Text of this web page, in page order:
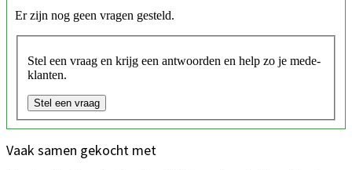
Er zijn nog geen vragen gesteld.
Stel een vraag en krijg een antwoorden en help zo je mede-
klanten.
Stel een vraag
Vaak samen gekocht met